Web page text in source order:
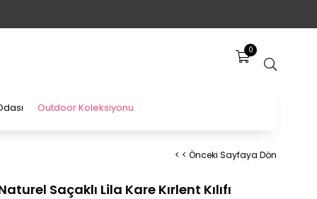
0
Outdoor Koleksiyonu
< < Önceki Sayfaya Dön
Saçaklı Lila Kare Kırlent Kılıfı